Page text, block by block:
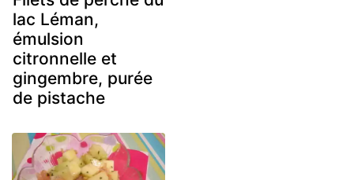
lac Léman,
émulsion
citronnelle et
gingembre, purée
de pistache